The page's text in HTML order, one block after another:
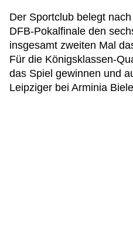
Der Sportclub belegt
DFB-Pokalfinale den
insgesamt zweiten Mal
Für die Königsklassen-
das Spiel gewinnen und
Leipziger bei Arminia